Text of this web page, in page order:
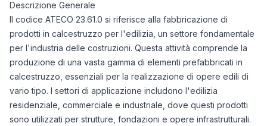
Descrizione Generale
Il codice ATECO 23.61.0 si riferisce alla fabbricazione di
prodotti in calcestruzzo per l'edilizia, un settore fondamentale
per l'industria delle costruzioni. Questa attività comprende la
produzione di una vasta gamma di elementi prefabbricati in
calcestruzzo, essenziali per la realizzazione di opere edili di
vario tipo. I settori di applicazione includono l'edilizia
residenziale, commerciale e industriale, dove questi prodotti
sono utilizzati per strutture, fondazioni e opere infrastrutturali.